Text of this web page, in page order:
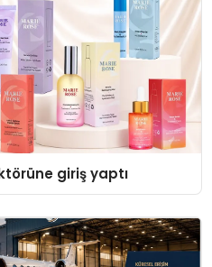
giriş yaptı